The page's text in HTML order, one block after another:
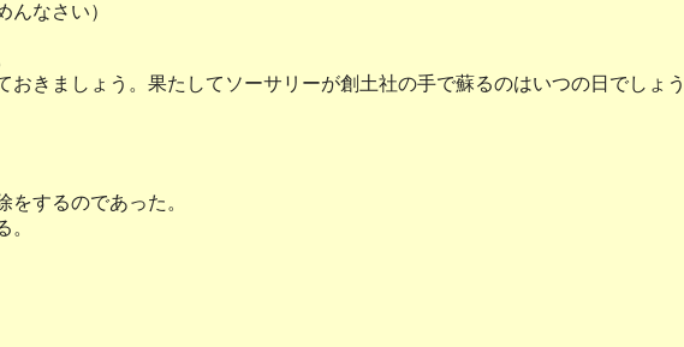
んなさい）
きましょう。果たしてソーサリーが創土社の手で蘇るのはいつの日でしょう
するのであった。
。